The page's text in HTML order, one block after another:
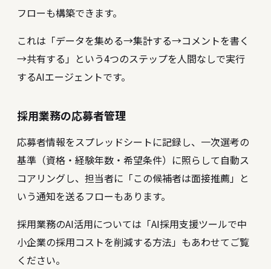
フローも構築できます。
これは「データを集める→集計する→コメントを書く
→共有する」という4つのステップを人間なしで実行
するAIエージェントです。
採用業務の応募者管理
応募者情報をスプレッドシートに記録し、一次選考の
基準（資格・経験年数・希望条件）に照らして自動ス
コアリングし、担当者に「この候補者は面接推薦」と
いう通知を送るフローもあります。
採用業務のAI活用については「AI採用支援ツールで中
小企業の採用コストを削減する方法」もあわせてご覧
ください。